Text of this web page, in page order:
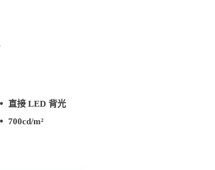
直接 LED 背光
700cd/m²